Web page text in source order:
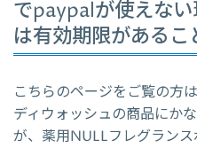
でpaypalが使えな
は有効期限があるこ
こちらのページをご覧の方
ディウォッシュの商品にか
が、薬用NULLフレグラン